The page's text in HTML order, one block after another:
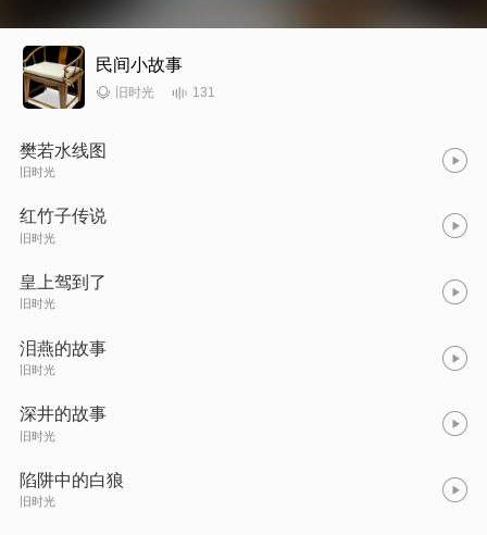
民间小故事
旧时光 131
樊若水线图
旧时光
红竹子传说
旧时光
皇上驾到了
旧时光
泪燕的故事
旧时光
深井的故事
旧时光
陷阱中的白狼
旧时光